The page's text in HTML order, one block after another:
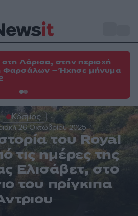
Λάρισα, στην περιοχή
Φαρσάλων – Ήχησε μήνυμα
Κόσμος
26 Οκτωβρίου 2025
του Royal
τις ημέρες της
Ελισάβετ, στο
του πρίγκιπα